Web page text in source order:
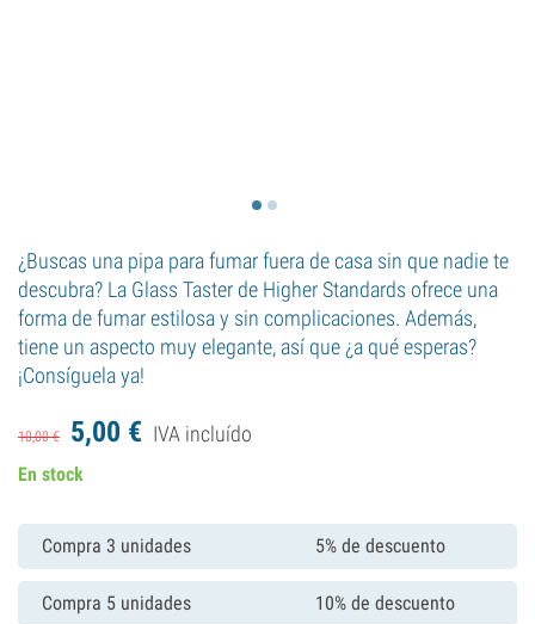
¿Buscas una pipa para fumar fuera de casa sin que nadie te
descubra? La Glass Taster de Higher Standards ofrece una
forma de fumar estilosa y sin complicaciones. Además,
tiene un aspecto muy elegante, así que ¿a qué esperas?
¡Consíguela ya!
10,00€ 5,00 € IVA incluído
En stock
Compra 3 unidades 5% de descuento
Compra 5 unidades 10% de descuento